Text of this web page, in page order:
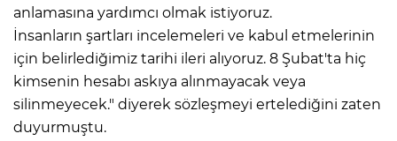
anlamasına yardımcı olmak istiyoruz.
İnsanların şartları incelemeleri ve kabul etmelerinin
için belirlediğimiz tarihi ileri alıyoruz. 8 Şubat'ta hiç
kimsenin hesabı askıya alınmayacak veya
silinmeyecek." diyerek sözleşmeyi ertelediğini zaten
duyurmuştu.